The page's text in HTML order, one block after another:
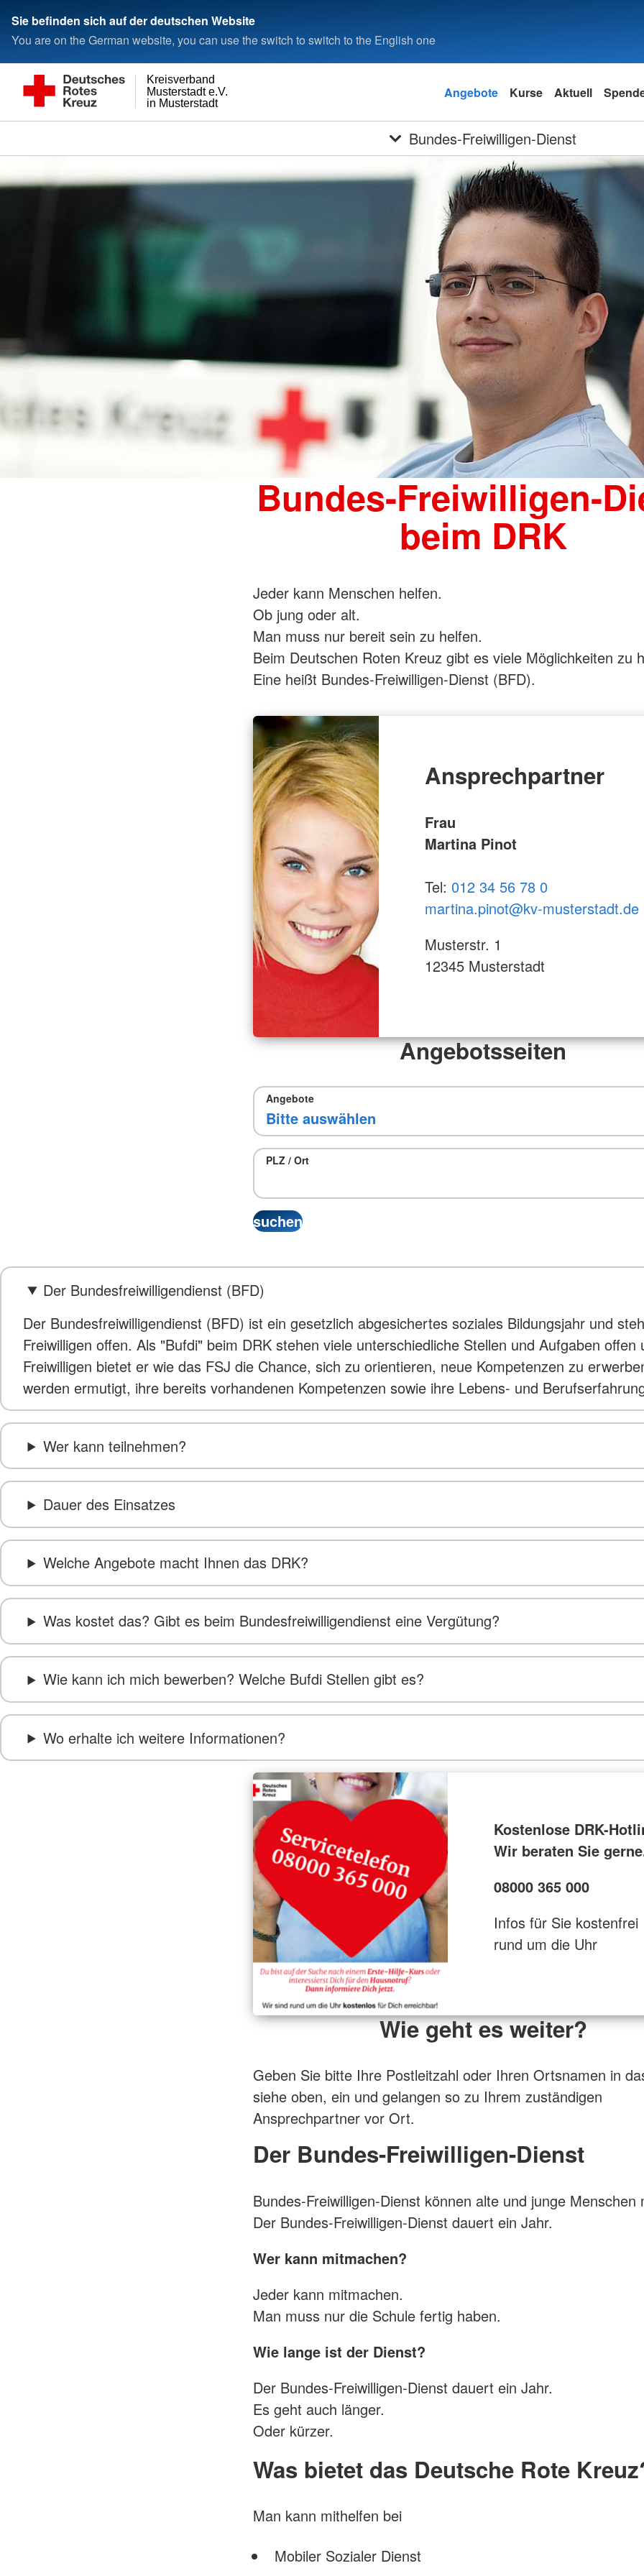
Sie befinden sich auf der deutschen Website
You are on the German website, you can use the switch to switch to the English one
in Musterstadt
Musterstadt e.V.
Kreisverband
Angebote Kurse Aktuell
Bundes-Freiwilligen-Dienst
Bundes-Freiwilligen-
beim DRK
Jeder kann Menschen helfen.
Ob jung oder alt.
Man muss nur bereit sein zu helfen.
Beim Deutschen Roten Kreuz gibt es viele Möglichkeiten zu
Eine heißt Bundes-Freiwilligen-Dienst (BFD).
Ansprechpartner
Frau
Martina Pinot
Tel: 012 34 56 78 0
martina.pinot@kv-musterstadt.de
Musterstr. 1
12345 Musterstadt
Angebotsseiten
Angebote
PLZ / Ort
Der Bundesfreiwilligendienst (BFD)
Der Bundesfreiwilligendienst (BFD) ist ein gesetzlich abgesichertes soziales Bildungsjahr und
Freiwilligen offen. Als "Bufdi" beim DRK stehen viele unterschiedliche Stellen und Aufgaben
Freiwilligen bietet er wie das FSJ die Chance, sich zu orientieren, neue Kompetenzen zu
werden ermutigt, ihre bereits vorhandenen Kompetenzen sowie ihre Lebens- und
Wer kann teilnehmen?
Dauer des Einsatzes
Welche Angebote macht Ihnen das DRK?
Was kostet das? Gibt es beim Bundesfreiwilligendienst eine Vergütung?
Wie kann ich mich bewerben? Welche Bufdi Stellen gibt es?
Wo erhalte ich weitere Informationen?
Kostenlose DRK-
Wir beraten Sie
08000 365 000
Infos für Sie kostenfrei
rund um die Uhr
Wie geht es weiter?
Geben Sie bitte Ihre Postleitzahl oder Ihren Ortsnamen in
siehe oben, ein und gelangen so zu Ihrem zuständigen
Ansprechpartner vor Ort.
Der Bundes-Freiwilligen-Dienst
Bundes-Freiwilligen-Dienst können alte und junge Menschen
Der Bundes-Freiwilligen-Dienst dauert ein Jahr.
Wer kann mitmachen?
Jeder kann mitmachen.
Man muss nur die Schule fertig haben.
Wie lange ist der Dienst?
Der Bundes-Freiwilligen-Dienst dauert ein Jahr.
Es geht auch länger.
Oder kürzer.
Was bietet das Deutsche Rote
Man kann mithelfen bei
Mobiler Sozialer Dienst